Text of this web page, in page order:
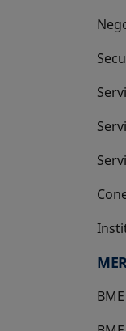
se